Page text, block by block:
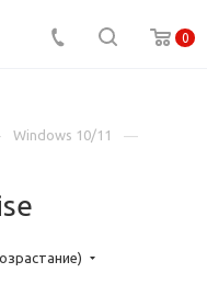
0
Windows 10/11